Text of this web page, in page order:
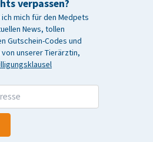
verpassen?
mich für den Medpets
News, tollen
Gutschein-Codes und
unserer Tierärztin,